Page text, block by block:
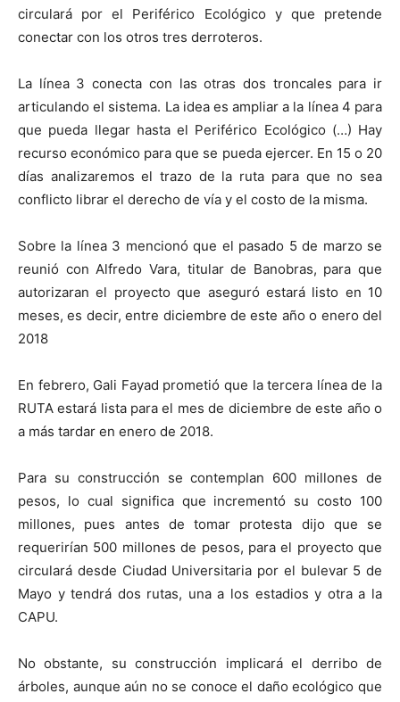
circulará por el Periférico Ecológico y que pretende
conectar con los otros tres derroteros.
La línea 3 conecta con las otras dos troncales para ir
articulando el sistema. La idea es ampliar a la línea 4 para
que pueda llegar hasta el Periférico Ecológico (…) Hay
recurso económico para que se pueda ejercer. En 15 o 20
días analizaremos el trazo de la ruta para que no sea
conflicto librar el derecho de vía y el costo de la misma.
Sobre la línea 3 mencionó que el pasado 5 de marzo se
reunió con Alfredo Vara, titular de Banobras, para que
autorizaran el proyecto que aseguró estará listo en 10
meses, es decir, entre diciembre de este año o enero del
2018
En febrero, Gali Fayad prometió que la tercera línea de la
RUTA estará lista para el mes de diciembre de este año o
a más tardar en enero de 2018.
Para su construcción se contemplan 600 millones de
pesos, lo cual significa que incrementó su costo 100
millones, pues antes de tomar protesta dijo que se
requerirían 500 millones de pesos, para el proyecto que
circulará desde Ciudad Universitaria por el bulevar 5 de
Mayo y tendrá dos rutas, una a los estadios y otra a la
CAPU.
No obstante, su construcción implicará el derribo de
árboles, aunque aún no se conoce el daño ecológico que